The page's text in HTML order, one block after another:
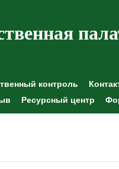
контроль
Ресурсный центр